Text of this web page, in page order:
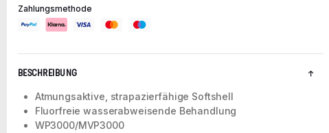
Zahlungsmethode
BESCHREIBUNG
Atmungsaktive, strapazierfähige Softshell
Fluorfreie wasserabweisende Behandlung
WP3000/MVP3000